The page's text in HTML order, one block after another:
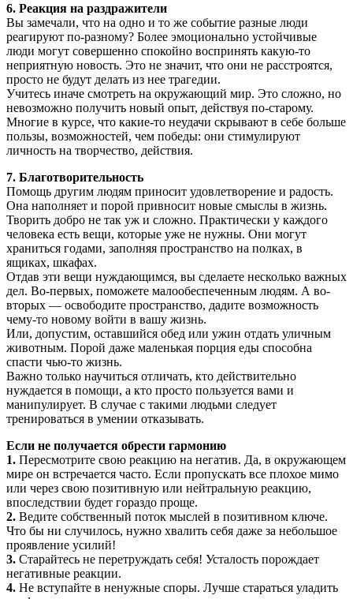
6. Реакция на раздражители
Вы замечали, что на одно и то же событие разные люди
реагируют по-разному? Более эмоционально устойчивые
люди могут совершенно спокойно воспринять какую-то
неприятную новость. Это не значит, что они не расстроятся,
просто не будут делать из нее трагедии.
Учитесь иначе смотреть на окружающий мир. Это сложно, но
невозможно получить новый опыт, действуя по-старому.
Многие в курсе, что какие-то неудачи скрывают в себе больше
пользы, возможностей, чем победы: они стимулируют
личность на творчество, действия.
7. Благотворительность
Помощь другим людям приносит удовлетворение и радость.
Она наполняет и порой привносит новые смыслы в жизнь.
Творить добро не так уж и сложно. Практически у каждого
человека есть вещи, которые уже не нужны. Они могут
храниться годами, заполняя пространство на полках, в
ящиках, шкафах.
Отдав эти вещи нуждающимся, вы сделаете несколько важных
дел. Во-первых, поможете малообеспеченным людям. А во-
вторых — освободите пространство, дадите возможность
чему-то новому войти в вашу жизнь.
Или, допустим, оставшийся обед или ужин отдать уличным
животным. Порой даже маленькая порция еды способна
спасти чью-то жизнь.
Важно только научиться отличать, кто действительно
нуждается в помощи, а кто просто пользуется вами и
манипулирует. В случае с такими людьми следует
тренироваться в умении отказывать.
Если не получается обрести гармонию
1. Пересмотрите свою реакцию на негатив. Да, в окружающем
мире он встречается часто. Если пропускать все плохое мимо
или через свою позитивную или нейтральную реакцию,
впоследствии будет гораздо проще.
2. Ведите собственный поток мыслей в позитивном ключе.
Что бы ни случилось, нужно хвалить себя даже за небольшое
проявление усилий!
3. Старайтесь не перетруждать себя! Усталость порождает
негативные реакции.
4. Не вступайте в ненужные споры. Лучше стараться уладить